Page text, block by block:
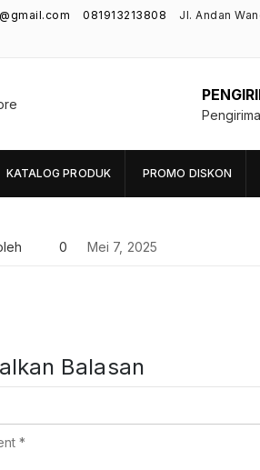
081913213808 Jl. Andan
KATALOG PRODUK PROMO DISKON
0 Mei 7, 2025
Balasan